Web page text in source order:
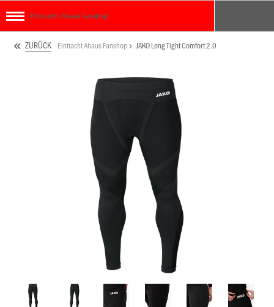
Eintracht Ahaus Fanshop
ZURÜCK Eintracht Ahaus Fanshop JAKO Long Tight Comfort 2.0